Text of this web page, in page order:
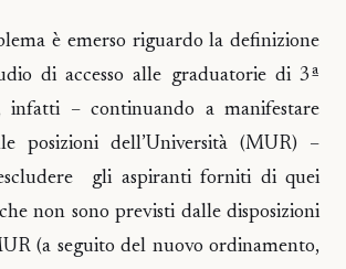
è emerso riguardo la definizione
di accesso alle graduatorie di 3ª
– continuando a manifestare
posizioni dell’Università (MUR) –
gli aspiranti forniti di quei
non sono previsti dalle disposizioni
(a seguito del nuovo ordinamento,